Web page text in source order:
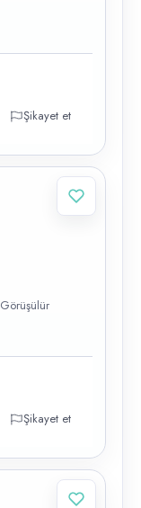
Şikayet et
Görüşülür
Şikayet et